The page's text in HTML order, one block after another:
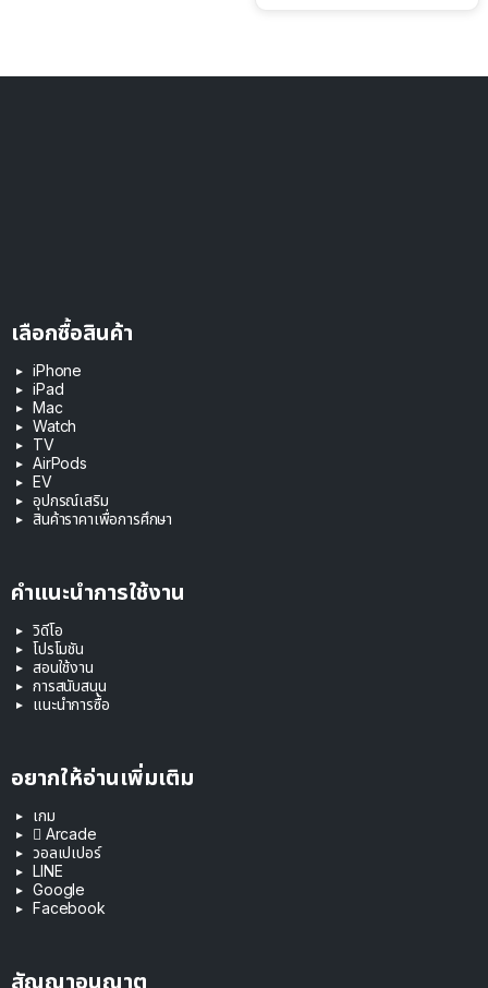
เลือกซื้อสินค้า
iPhone
iPad
Mac
Watch
TV
AirPods
EV
อุปกรณ์เสริม
สินค้าราคาเพื่อการศึกษา
คำแนะนำการใช้งาน
วิดีโอ
โปรโมชัน
สอนใช้งาน
การสนับสนุน
แนะนำการซื้อ
อยากให้อ่านเพิ่มเติม
เกม
 Arcade
วอลเปเปอร์
LINE
Google
Facebook
สัญญาอนุญาต